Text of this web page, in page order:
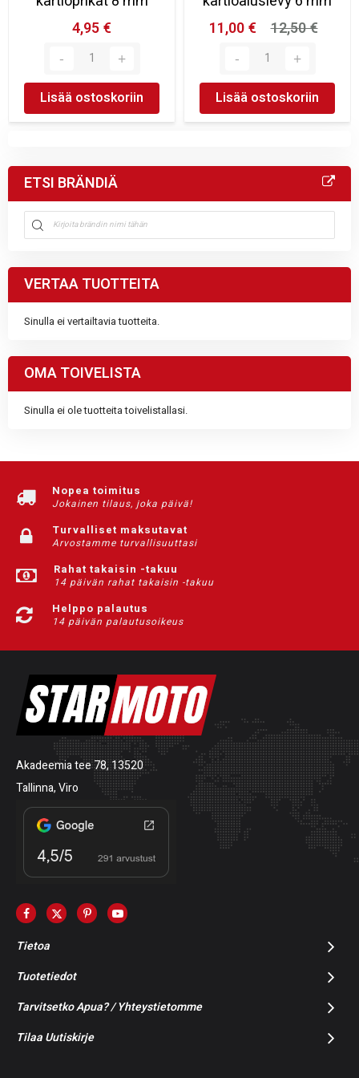
4,95 €
Lisää ostoskoriin
11,00 €
12,50 €
Lisää ostoskoriin
ETSI BRÄNDIÄ
VERTAA TUOTTEITA
Sinulla ei vertailtavia tuotteita.
OMA TOIVELISTA
Sinulla ei ole tuotteita toivelistallasi.
Nopea toimitus
Jokainen tilaus, joka päivä!
Turvalliset maksutavat
Arvostamme turvallisuuttasi
Rahat takaisin -takuu
14 päivän rahat takaisin -takuu
Helppo palautus
14 päivän palautusoikeus
Akadeemia tee 78, 13520
Tallinna, Viro
Tietoa
Tuotetiedot
Tarvitsetko Apua? / Yhteystietomme
Tilaa Uutiskirje